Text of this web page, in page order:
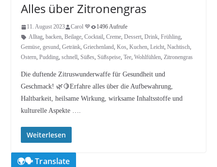
Alles über Zitronengras
11. August 2023 Carol 💙
1496 Aufrufe
Alltag, backen, Beilage, Cocktail, Creme, Dessert, Drink, Frühling,
Gemüse, gesund, Getränk, Griechenland, Kos, Kuchen, Leicht, Nachtisch,
Ostern, Pudding, schnell, Süßes, Süßspeise, Tee, Wohlfühlen, Zitronengras
Die duftende Zitruswunderwaffe für Gesundheit und
Geschmack! 🌿🍋Erfahre alles über die Aufbewahrung,
Haltbarkeit, heilsame Wirkung, wirksame Inhaltsstoffe und
kulturelle Aspekte ….
Weiterlesen
🌍🗣️ Translate